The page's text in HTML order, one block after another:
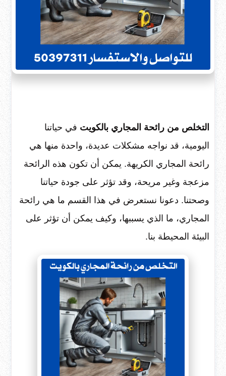
التخلص من رائحة المجاري بالكويت في حياتنا
اليومية، قد نواجه مشكلات عديدة، واحدة منها هي
رائحة المجاري الكريهة. يمكن أن تكون هذه الرائحة
مزعجة وغير مريحة، وقد تؤثر على جودة حياتنا
وصحتنا. دعونا نستعرض في هذا القسم ما هي رائحة
المجاري، ما الذي يسببها، وكيف يمكن أن تؤثر على
البيئة المحيطة بنا.